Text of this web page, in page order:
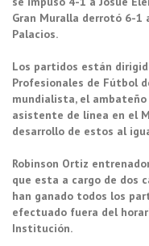
Gran Muralla derrotó 6-1
Palacios.
Los partidos están
Profesionales de Fútbol
mundialista, el
asistente de línea en el
desarrollo de estos al
Robinson Ortiz
que esta a cargo de dos
han ganado todos los
efectuado fuera del
Institución.